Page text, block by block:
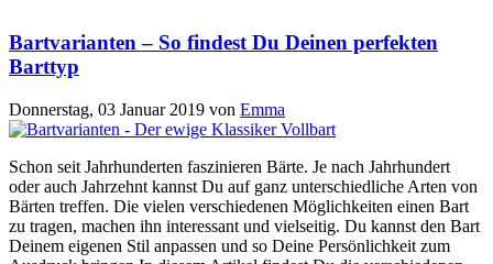
Bartvarianten – So findest Du Deinen perfekten
Barttyp
Donnerstag, 03 Januar 2019 von Emma
Schon seit Jahrhunderten faszinieren Bärte. Je nach Jahrhundert
oder auch Jahrzehnt kannst Du auf ganz unterschiedliche Arten von
Bärten treffen. Die vielen verschiedenen Möglichkeiten einen Bart
zu tragen, machen ihn interessant und vielseitig. Du kannst den Bart
Deinem eigenen Stil anpassen und so Deine Persönlichkeit zum